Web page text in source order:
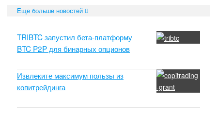
Еще больше новостей
TRIBTC запустил бета-платформу
BTC P2P для бинарных опционов
Извлеките максимум пользы из
копитрейдинга